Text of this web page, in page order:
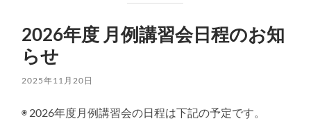
ー
を
切
り
替
え
を
切
り
2026年度 月例講習会日程のお知
らせ
2025年11月20日
◉ 2026年度月例講習会の日程は下記の予定です。